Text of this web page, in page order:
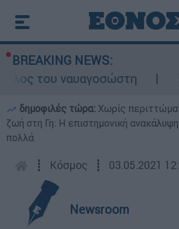
BREAKING NEWS:
του ναυαγοσώστη
δημοφιλές τώρα: Χωρίς
ζωή στη Γη: Η επιστημονική
πολλά
┋ Κόσμος ┋ 03.05.2021
Newsroom